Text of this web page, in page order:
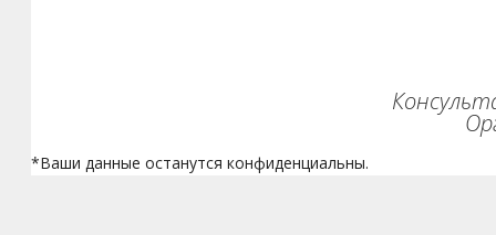
*Ваши данные останутся конфиденциальны.